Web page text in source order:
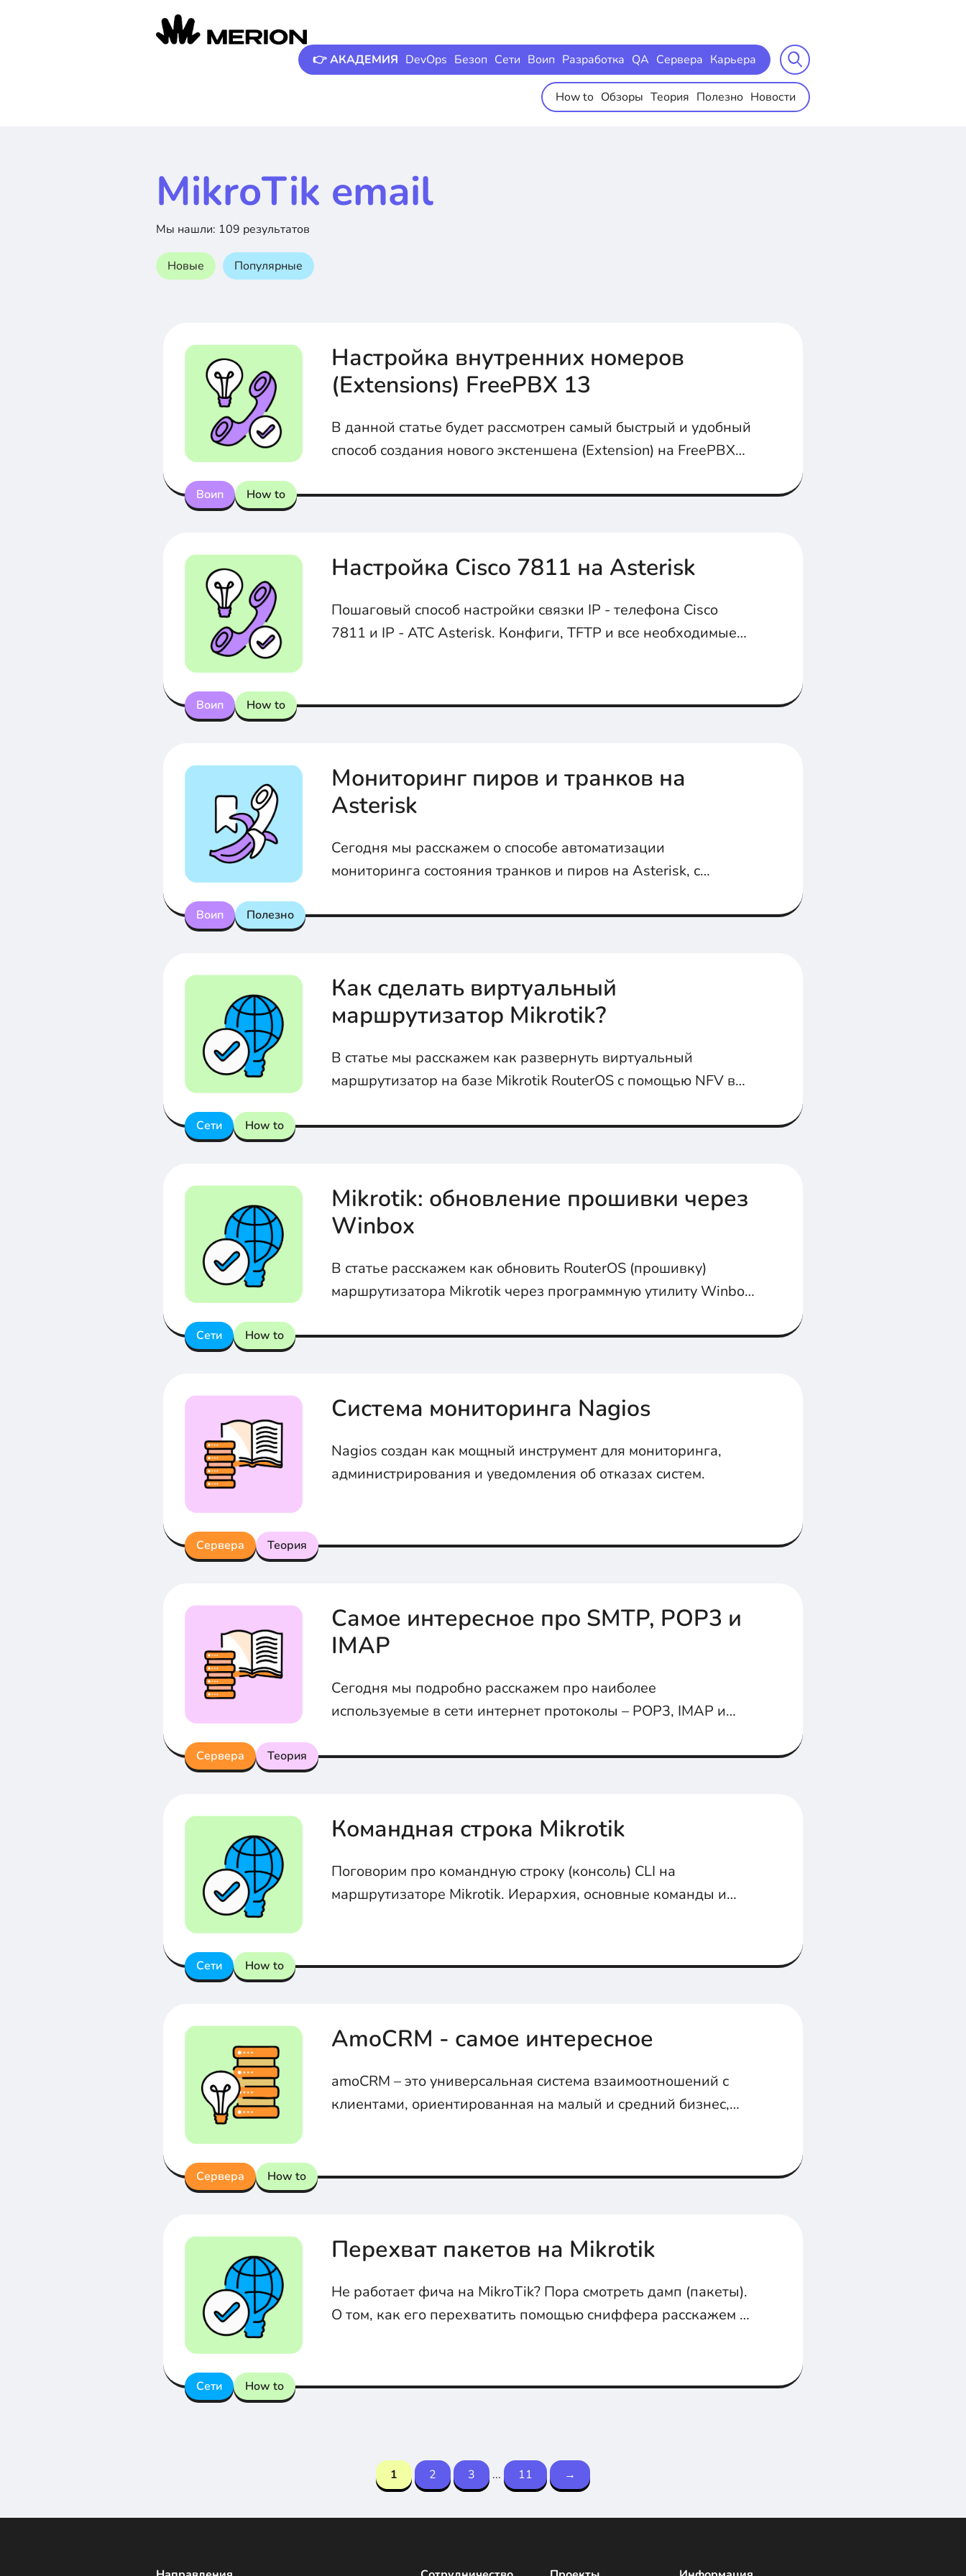
👉 АКАДЕМИЯ DevOps Безоп Сети Воип Разработка QA Сервера Карьера
How to Обзоры Теория Полезно Новости
MikroTik email
Мы нашли: 109 результатов
Новые Популярные
Воип How to
Настройка внутренних номеров
(Extensions) FreePBX 13
В данной статье будет рассмотрен самый быстрый и удобный
способ создания нового экстеншена (Extension) на FreePBX
SIP-T21P E2...
Воип How to
Настройка Cisco 7811 на Asterisk
Пошаговый способ настройки связки IP - телефона Cisco
7811 и IP - АТС Asterisk. Конфиги, TFTP и все необходимые
Воип Полезно
Мониторинг пиров и транков на
Asterisk
Сегодня мы расскажем о способе автоматизации
мониторинга состояния транков и пиров на Asterisk, с
Сети How to
Как сделать виртуальный
маршрутизатор Mikrotik?
В статье мы расскажем как развернуть виртуальный
маршрутизатор на базе Mikrotik RouterOS с помощью NFV в
Сети How to
Mikrotik: обновление прошивки через
Winbox
В статье расскажем как обновить RouterOS (прошивку)
маршрутизатора Mikrotik через программную утилиту Winbox
Сервера Теория
Система мониторинга Nagios
Nagios создан как мощный инструмент для мониторинга,
администрирования и уведомления об отказах систем.
Сервера Теория
Самое интересное про SMTP, POP3 и
IMAP
Сегодня мы подробно расскажем про наиболее
используемые в сети интернет протоколы – POP3, IMAP и
Сети How to
Командная строка Mikrotik
Поговорим про командную строку (консоль) СLI на
маршрутизаторе Mikrotik. Иерархия, основные команды и
Сервера How to
AmoCRM - самое интересное
amoCRM – это универсальная система взаимоотношений с
клиентами, ориентированная на малый и средний бизнес,
Сети How to
Перехват пакетов на Mikrotik
Не работает фича на MikroTik? Пора смотреть дамп (пакеты).
О том, как его перехватить помощью сниффера расскажем в
1 2 3 ... 11 →